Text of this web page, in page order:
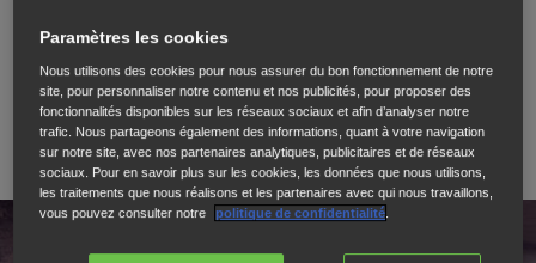
AVECGARANTIE PERTE FINANCIERE
RÉSERVEZ VOTRE ESSAI
Paramètres les cookies
Nous utilisons des cookies pour nous assurer du bon fonctionnement de notre
site, pour personnaliser notre contenu et nos publicités, pour proposer des
fonctionnalités disponibles sur les réseaux sociaux et afin d’analyser notre
trafic. Nous partageons également des informations, quant à votre navigation
sur notre site, avec nos partenaires analytiques, publicitaires et de réseaux
sociaux. Pour en savoir plus sur les cookies, les données que nous utilisons,
les traitements que nous réalisons et les partenaires avec qui nous travaillons,
vous pouvez consulter notre
politique de confidentialité